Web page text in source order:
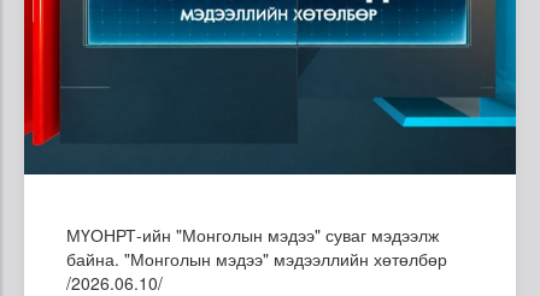
МҮОНРТ-ийн "Монголын мэдээ" суваг мэдээлж
байна. "Монголын мэдээ" мэдээллийн хөтөлбөр
/2026.06.10/